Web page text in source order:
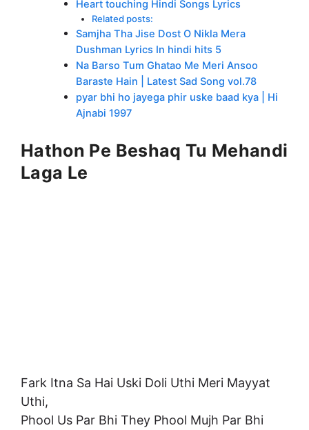
Heart touching Hindi Songs Lyrics
Related posts:
Samjha Tha Jise Dost O Nikla Mera
Dushman Lyrics In hindi hits 5
Na Barso Tum Ghatao Me Meri Ansoo
Baraste Hain | Latest Sad Song vol.78
pyar bhi ho jayega phir uske baad kya | Hi
Ajnabi 1997
Hathon Pe Beshaq Tu Mehandi
Laga Le
Fark Itna Sa Hai Uski Doli Uthi Meri Mayyat
Uthi,
Phool Us Par Bhi They Phool Mujh Par Bhi